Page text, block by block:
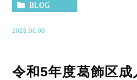
BLOG
2023.06.09
令和5年度葛飾区